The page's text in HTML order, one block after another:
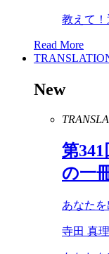
教えて！
Read More
New
第341
の一
あなた
寺田 真